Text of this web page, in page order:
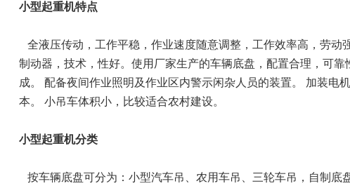
小型起重机特点
全液压传动，工作平稳，作业速度随意调整，工作效率高，劳动
制动器，技术，性好。使用厂家生产的车辆底盘，配置合理，可
成。 配备夜间作业照明及作业区内警示闲杂人员的装置。 加装电
本。 小吊车体积小，比较适合农村建设。
小型起重机分类
按车辆底盘可分为：小型汽车吊、农用车吊、三轮车吊，自制底